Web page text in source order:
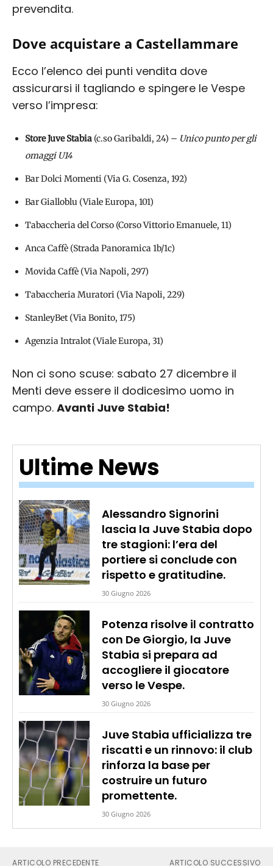
Ultime News
Alessandro Signorini
lascia la Juve Stabia dopo
tre stagioni: l’era del
portiere si conclude con
rispetto e gratitudine.
30 Giugno 2026
Potenza risolve il contratto
con De Giorgio, la Juve
Stabia si prepara ad
accogliere il giocatore
verso le Vespe.
30 Giugno 2026
Juve Stabia ufficializza tre
riscatti e un rinnovo: il club
rinforza la base per
costruire un futuro
promettente.
30 Giugno 2026
prevendita.
Dove acquistare a Castellammare
Ecco l’elenco dei punti vendita dove
assicurarsi il tagliando e spingere le Vespe
verso l’impresa:
Store Juve Stabia (c.so Garibaldi, 24) – Unico punto per gli
omaggi U14
Bar Dolci Momenti (Via G. Cosenza, 192)
Bar Gialloblu (Viale Europa, 101)
Tabaccheria del Corso (Corso Vittorio Emanuele, 11)
Anca Caffè (Strada Panoramica 1b/1c)
Movida Caffè (Via Napoli, 297)
Tabaccheria Muratori (Via Napoli, 229)
StanleyBet (Via Bonito, 175)
Agenzia Intralot (Viale Europa, 31)
Non ci sono scuse: sabato 27 dicembre il
Menti deve essere il dodicesimo uomo in
campo. Avanti Juve Stabia!
ARTICOLO PRECEDENTE ARTICOLO SUCCESSIVO